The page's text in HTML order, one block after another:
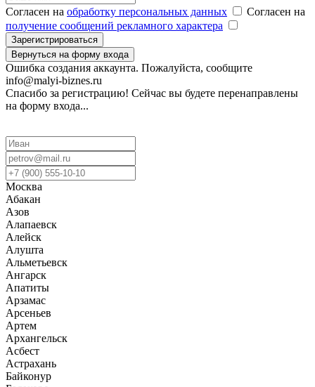
Согласен на обработку персональных данных
Согласен на
получение сообщений рекламного характера
Зарегистрироваться
Вернуться на форму входа
Ошибка создания аккаунта. Пожалуйста, сообщите
info@malyi-biznes.ru
Спасибо за регистрацию! Сейчас вы будете перенаправлены
на форму входа...
Москва
Абакан
Азов
Алапаевск
Алейск
Алушта
Альметьевск
Ангарск
Апатиты
Арзамас
Арсеньев
Артем
Архангельск
Асбест
Астрахань
Байконур